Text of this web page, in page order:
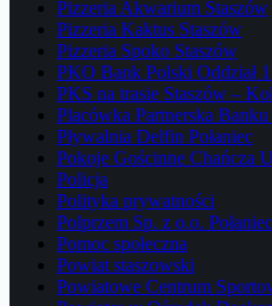
Pizzeria Akwarium Staszów
Pizzeria Kaktus Staszów
Pizzeria Spoko Staszów
PKO Bank Polski Oddział
PKS na trasie Staszów –
Placówka Partnerska
Pływalnia Delfin Połaniec
Pokoje Gościnne Chańcza
Policja
Polityka prywatności
Polprzem Sp. z o.o. Połaniec
Pomoc społeczna
Powiat staszowski
Powiatowe Centrum